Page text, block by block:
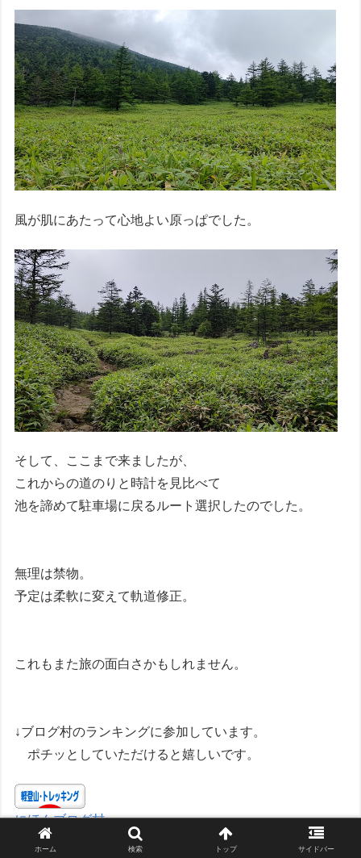
風が肌にあたって心地よい原っぱでした。
そして、ここまで来ましたが、
これからの道のりと時計を見比べて
池を諦めて駐車場に戻るルート選択したのでした。
無理は禁物。
予定は柔軟に変えて軌道修正。
これもまた旅の面白さかもしれません。
↓ブログ村のランキングに参加しています。
ポチッとしていただけると嬉しいです。
にほんブログ村
ホーム 検索 トップ サイドバー